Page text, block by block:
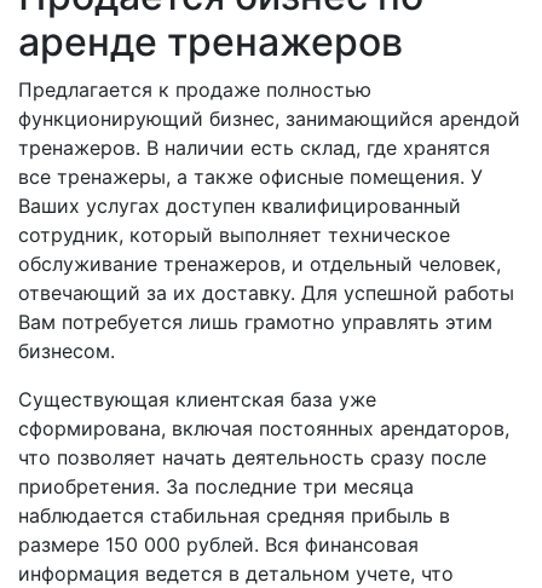
аренде тренажеров
Предлагается к продаже полностью
функционирующий бизнес, занимающийся арендой
тренажеров. В наличии есть склад, где хранятся
все тренажеры, а также офисные помещения. У
Ваших услугах доступен квалифицированный
сотрудник, который выполняет техническое
обслуживание тренажеров, и отдельный человек,
отвечающий за их доставку. Для успешной работы
Вам потребуется лишь грамотно управлять этим
бизнесом.
Существующая клиентская база уже
сформирована, включая постоянных арендаторов,
что позволяет начать деятельность сразу после
приобретения. За последние три месяца
наблюдается стабильная средняя прибыль в
размере 150 000 рублей. Вся финансовая
информация ведется в детальном учете, что